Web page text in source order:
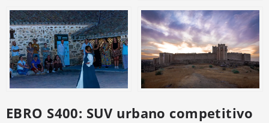
EBRO S400: SUV urbano competitivo